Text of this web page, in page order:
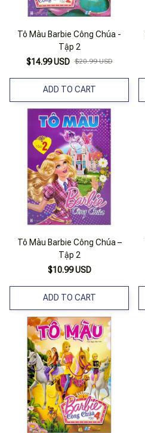
Tô Màu Barbie Công Chúa -
Tập 2
$14.99 USD $20.99 USD
ADD TO CART
Tô Màu Barbie Công Chúa –
Tập 2
$10.99 USD
ADD TO CART